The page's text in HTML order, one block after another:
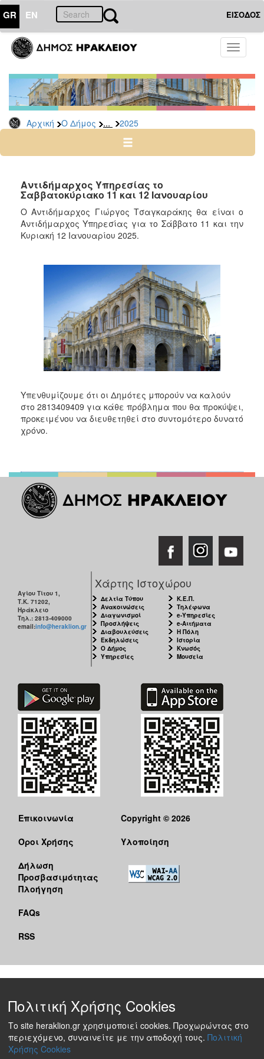
GR EN ΕΙΣΟΔΟΣ
Toggle
Αρχική Ο Δήμος ... 2025
ΔΗΜΟΣ
Δελτία
Τύπου
Αρχείο
2026
2024
2022
2021
2020
2018
2016
2015
2013
2012
2011
2010
2006
ΤΟΠΟΣ
ΠΟΛΙΤΙΣΜΟΣ
Αντιδήμαρχος Υπηρεσίας το
Σαββατοκύριακο 11 και 12 Ιανουαρίου
Ο Αντιδήμαρχος Γιώργος Τσαγκαράκης θα είναι ο
Αντιδήμαρχος Υπηρεσίας για το Σάββατο 11 και την
Κυριακή 12 Ιανουαρίου 2025.
Υπενθυμίζουμε ότι οι Δημότες μπορούν να καλούν
στο 2813409409 για κάθε πρόβλημα που θα προκύψει,
προκειμένου να διευθετηθεί στο συντομότερο δυνατό
χρόνο.
Αγίου Τίτου 1,
Τ.Κ. 71202,
Ηράκλειο
Τηλ.: 2813-409000
email:info@heraklion.gr
Χάρτης Ιστοχώρου
Δελτία Τύπου
Ανακοινώσεις
Διαγωνισμοί
Προσλήψεις
Διαβουλεύσεις
Εκδηλώσεις
Ο Δήμος
Υπηρεσίες
Κ.Ε.Π.
Τηλέφωνα
e-Υπηρεσίες
e-Αιτήματα
Η Πόλη
Ιστορία
Κνωσός
Μουσεία
Επικοινωνία
Όροι Χρήσης
Δήλωση
Προσβασιμότητας
Πλοήγηση
FAQs
RSS
Copyright © 2026
Υλοποίηση
Πολιτική Χρήσης Cookies
Το site heraklion.gr χρησιμοποιεί cookies. Προχωρώντας στο
περιεχόμενο, συναινείτε με την αποδοχή τους. Πολιτική
Χρήσης Cookies